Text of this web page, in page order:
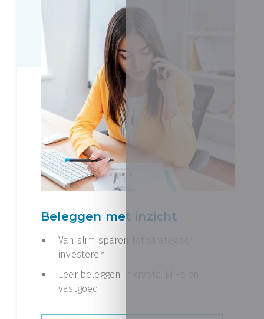
Beleggen met inzicht
Van slim sparen tot strategisch
investeren
Leer beleggen in crypto, ETF's en
vastgoed